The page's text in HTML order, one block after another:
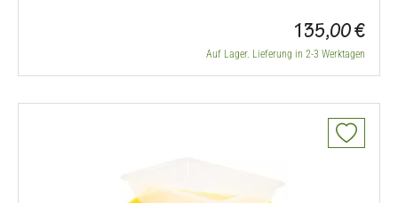
135,00 €
Auf Lager. Lieferung in 2-3 Werktagen